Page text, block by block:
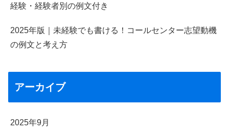
経験・経験者別の例文付き
2025年版｜未経験でも書ける！コールセンター志望動機
の例文と考え方
アーカイブ
2025年9月